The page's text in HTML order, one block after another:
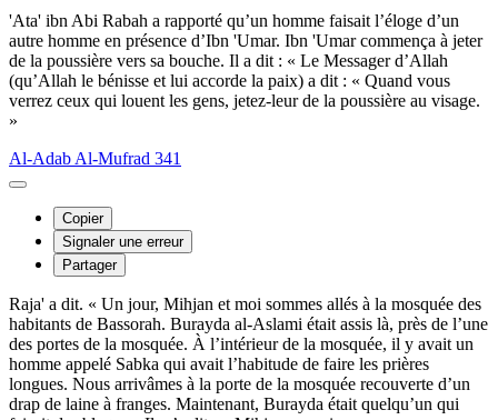
'Ata' ibn Abi Rabah a rapporté qu’un homme faisait l’éloge d’un
autre homme en présence d’Ibn 'Umar. Ibn 'Umar commença à jeter
de la poussière vers sa bouche. Il a dit : « Le Messager d’Allah
(qu’Allah le bénisse et lui accorde la paix) a dit : « Quand vous
verrez ceux qui louent les gens, jetez-leur de la poussière au visage.
»
Al-Adab Al-Mufrad 341
Copier
Signaler une erreur
Partager
Raja' a dit. « Un jour, Mihjan et moi sommes allés à la mosquée des
habitants de Bassorah. Burayda al-Aslami était assis là, près de l’une
des portes de la mosquée. À l’intérieur de la mosquée, il y avait un
homme appelé Sabka qui avait l’habitude de faire les prières
longues. Nous arrivâmes à la porte de la mosquée recouverte d’un
drap de laine à franges. Maintenant, Burayda était quelqu’un qui